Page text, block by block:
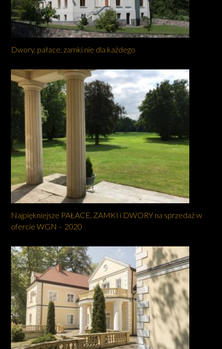
Dwory, pałace, zamki nie dla każdego
Najpiękniejsze PAŁACE, ZAMKI i DWORY na sprzedaż w
ofercie WGN – 2020